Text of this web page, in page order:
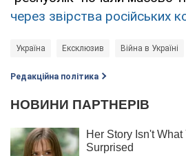
через звірства російських
Україна Ексклюзив Війна в Україні
Редакційна політика